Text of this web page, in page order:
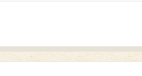
環境・ごみ・動植物
後期高齢者医療
国内交流